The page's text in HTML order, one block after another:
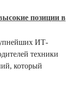
позиции в
ИТ-
техники
который